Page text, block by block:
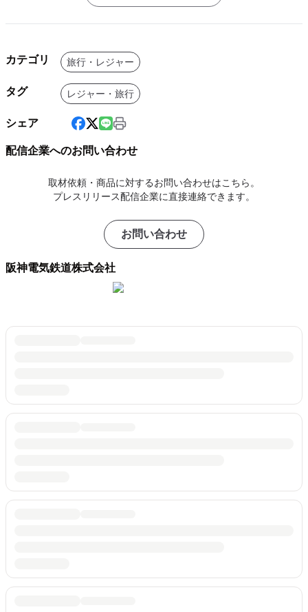
カテゴリ 旅行・レジャー
タグ レジャー・旅行
シェア
配信企業へのお問い合わせ
取材依頼・商品に対するお問い合わせはこちら。
プレスリリース配信企業に直接連絡できます。
お問い合わせ
阪神電気鉄道株式会社